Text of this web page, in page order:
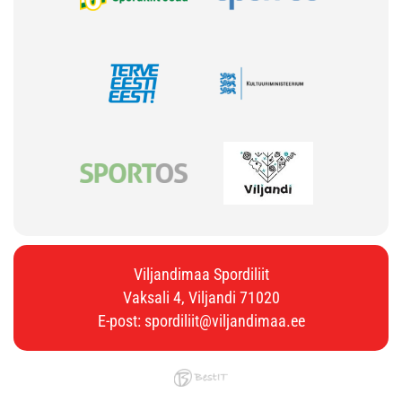
Viljandimaa Spordiliit
Vaksali 4, Viljandi 71020
E-post: spordiliit@viljandimaa.ee